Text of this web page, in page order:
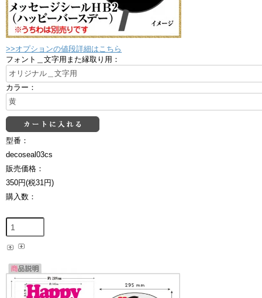
>>オプションの値段詳細はこちら
フォント＿文字用また縁取り用：
カラー：
型番：
decoseal03cs
販売価格：
350円(税31円)
購入数：